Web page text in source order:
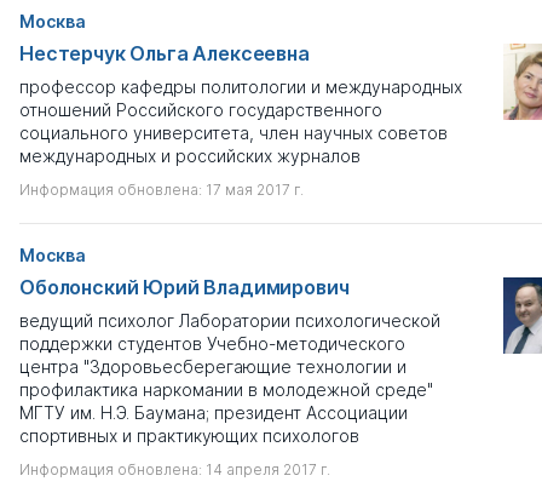
Москва
Нестерчук Ольга Алексеевна
профессор кафедры политологии и международных
отношений Российского государственного
социального университета, член научных советов
международных и российских журналов
Информация обновлена: 17 мая 2017 г.
Москва
Оболонский Юрий Владимирович
ведущий психолог Лаборатории психологической
поддержки студентов Учебно-методического
центра "Здоровьесберегающие технологии и
профилактика наркомании в молодежной среде"
МГТУ им. Н.Э. Баумана; президент Ассоциации
спортивных и практикующих психологов
Информация обновлена: 14 апреля 2017 г.